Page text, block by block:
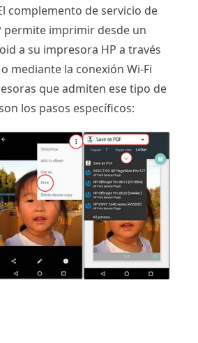
complemento de servicio de
permite imprimir desde un
a su impresora HP a través
mediante la conexión Wi-Fi
que admiten ese tipo de
los pasos específicos: